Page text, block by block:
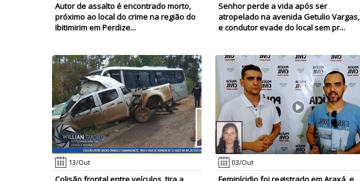
Autor de assalto é encontrado morto,
próximo ao local do crime na região do
Ibitimirim em Perdize...
Senhor perde a vida após ser
atropelado na avenida Getulio Vargas,
e condutor evade do local sem pr...
13/Out 03/Out